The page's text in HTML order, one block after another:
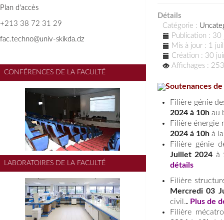
Plan d'accès
+213 38 72 31 29
fac.techno@univ-skikda.dz
CONFÉRENCES DE LA FACULTÉ
LABORATOIRES DE LA FACULTÉ
Détails
Catégorie :
Publication :
Mis à jour : 1
Création : 30
Affichages :
Soutenances
Filière génie
2024 à 10h au
Filière énergie
2024 á 10h à
Filière génie
Juillet 2024 à
détails
Filière
Mercredi 03
civil.. Plus de
Filière